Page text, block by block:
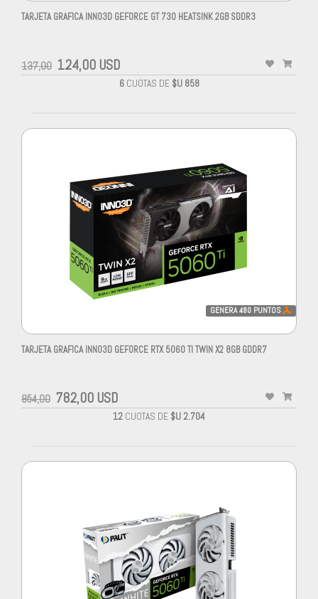
TARJETA GRAFICA INNO3D GEFORCE GT 730 HEATSINK 2GB SDDR3
137,00 124,00 USD
6CUOTAS DE $U 858
GENERA480 PUNTOS
TARJETA GRAFICA INNO3D GEFORCE RTX 5060 TI TWIN X2 8GB GDDR7
854,00 782,00 USD
12 CUOTAS DE $U 2.704